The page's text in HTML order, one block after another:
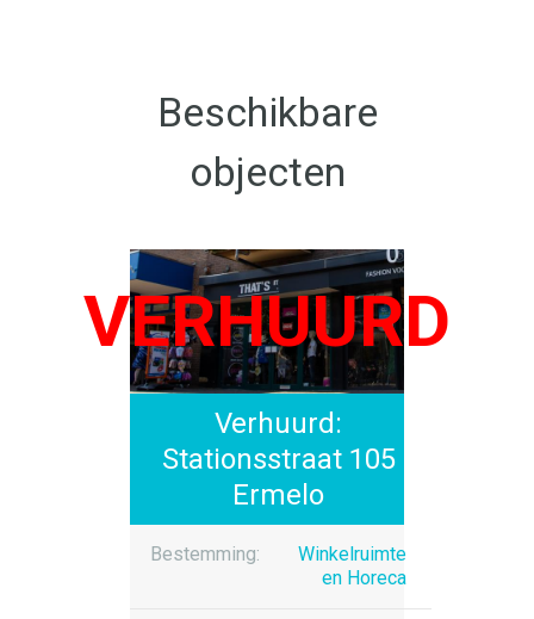
Beschikbare
objecten
Verhuurd:
Stationsstraat 105
Ermelo
Bestemming:
Winkelruimte
en Horeca